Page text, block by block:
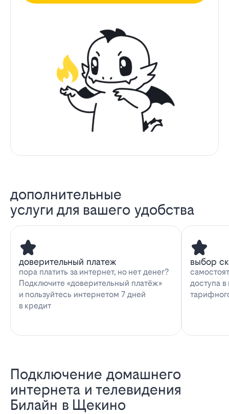
дополнительные
услуги для вашего удобства
доверительный платеж
пора платить за интернет, но нет денег?
Подключите «доверительный платёж»
и пользуйтесь интернетом 7 дней
в кредит
выбор
доступа
Подключение домашнего
интернета и телевидения
Билайн в Щекино